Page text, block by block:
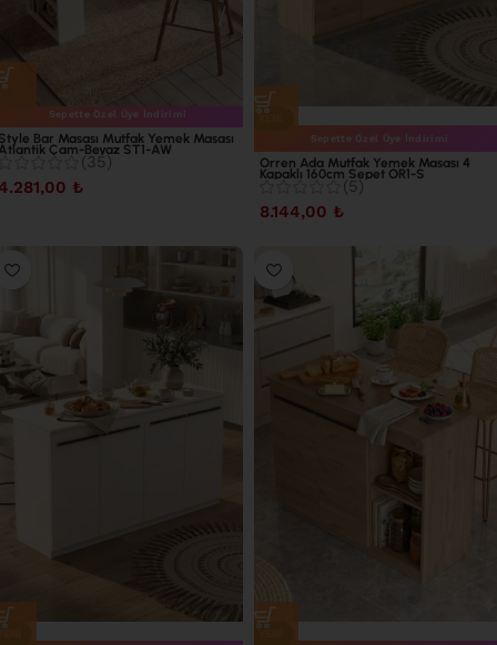
Sepette Özel Üye İndirimi
Bar Masası Mutfak Yemek Masası
Çam-Beyaz ST1-AW
(35)
₺
Sepette Özel Üye İndirimi
Orren Ada Mutfak Yemek Masası 4
Kapaklı 160cm Sepet OR1-S
(5)
8.144,00 ₺